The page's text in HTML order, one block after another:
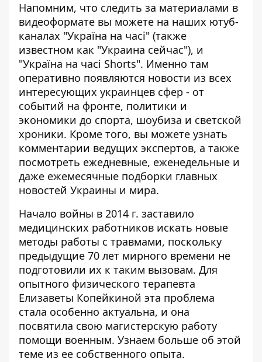
Напомним, что следить за материалами в
видеоформате вы можете на наших ютуб-
каналах "Україна на часі" (также
известном как "Украина сейчас"), и
"Україна на часі Shorts". Именно там
оперативно появляются новости из всех
интересующих украинцев сфер - от
событий на фронте, политики и
экономики до спорта, шоубиза и светской
хроники. Кроме того, вы можете узнать
комментарии ведущих экспертов, а также
посмотреть ежедневные, еженедельные и
даже ежемесячные подборки главных
новостей Украины и мира.
Начало войны в 2014 г. заставило
медицинских работников искать новые
методы работы с травмами, поскольку
предыдущие 70 лет мирного времени не
подготовили их к таким вызовам. Для
опытного физического терапевта
Елизаветы Копейкиной эта проблема
стала особенно актуальна, и она
посвятила свою магистерскую работу
помощи военным. Узнаем больше об этой
теме из ее собственного опыта.